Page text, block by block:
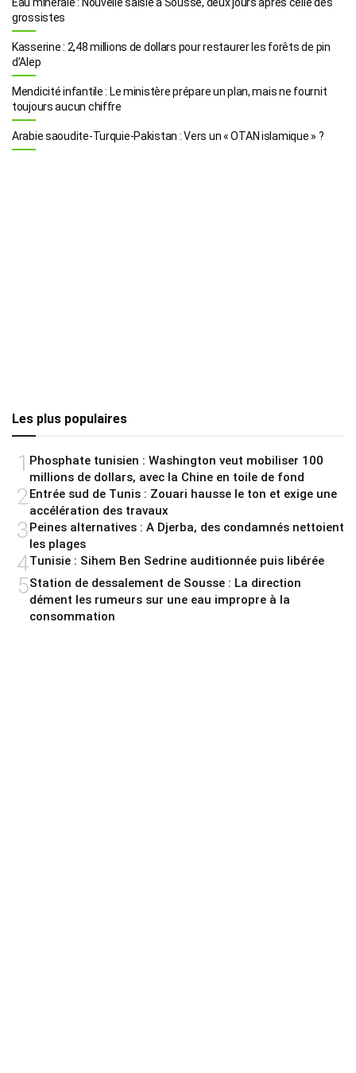
grossistes
Kasserine : 2,48 millions de dollars pour restaurer les forêts de pin
d’Alep
Mendicité infantile : Le ministère prépare un plan, mais ne fournit
toujours aucun chiffre
Arabie saoudite-Turquie-Pakistan : Vers un « OTAN islamique » ?
Les plus populaires
1 Phosphate tunisien : Washington veut mobiliser 100
millions de dollars, avec la Chine en toile de fond
2Entrée sud de Tunis : Zouari hausse le ton et exige une
accélération des travaux
3Peines alternatives : A Djerba, des condamnés nettoient
les plages
4Tunisie : Sihem Ben Sedrine auditionnée puis libérée
5Station de dessalement de Sousse : La direction
dément les rumeurs sur une eau impropre à la
consommation